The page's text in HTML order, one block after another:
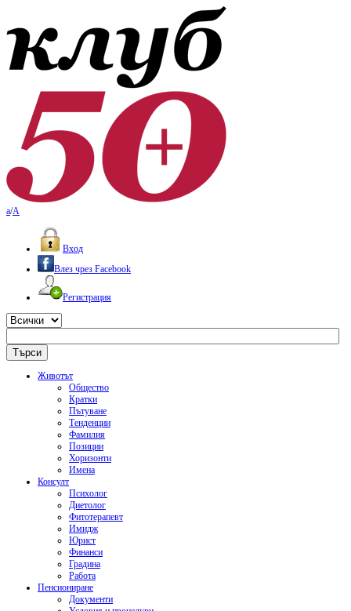
a/A
Вход
Влез чрез Facebook
Регистрация
Животът
Общество
Кратки
Пътуване
Тенденции
Фамилия
Позиции
Хоризонти
Имена
Консулт
Психолог
Диетолог
Фитотерапевт
Имидж
Юрист
Финанси
Градина
Работа
Пенсиониране
Документи